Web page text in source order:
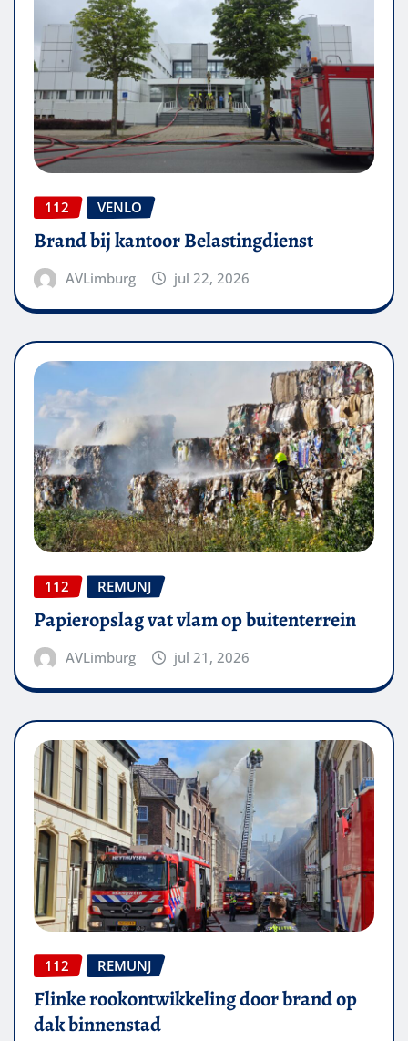
112 VENLO
Brand bij kantoor Belastingdienst
AVLimburg jul 22, 2026
112 REMUNJ
Papieropslag vat vlam op buitenterrein
AVLimburg jul 21, 2026
112 REMUNJ
Flinke rookontwikkeling door brand op
dak binnenstad